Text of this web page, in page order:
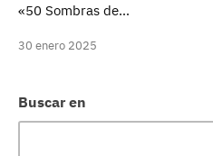
Buscar en
«50 Sombras de…
30 enero 2025